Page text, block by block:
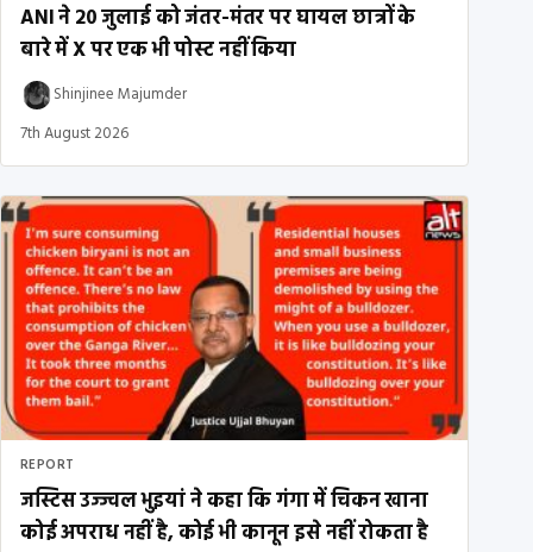
ANI ने 20 जुलाई को जंतर-मंतर पर घायल छात्रों के
बारे में X पर एक भी पोस्ट नहीं किया
Shinjinee Majumder
7th August 2026
REPORT
जस्टिस उज्ज्वल भुइयां ने कहा कि गंगा में चिकन खाना
कोई अपराध नहीं है, कोई भी कानून इसे नहीं रोकता है